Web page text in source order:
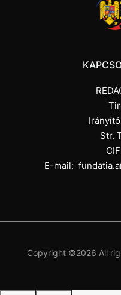
Str.
E-mail:
Copyright ©2026 All